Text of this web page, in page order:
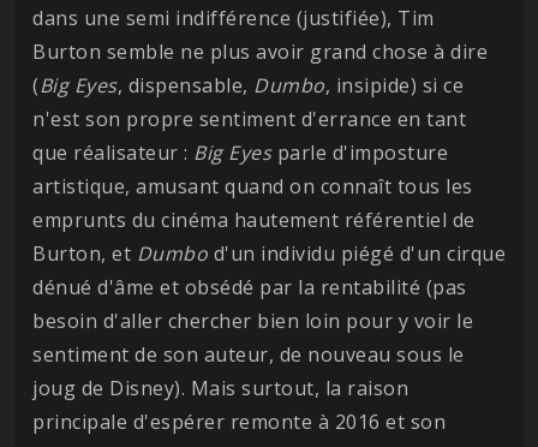
dans une semi indifférence (justifiée), Tim
Burton semble ne plus avoir grand chose à dire
(Big Eyes, dispensable, Dumbo, insipide) si ce
n'est son propre sentiment d'errance en tant
que réalisateur : Big Eyesparle d'imposture
artistique, amusant quand on connaît tous les
emprunts du cinéma hautement référentiel de
Burton, et Dumbo d'un individu piégé d'un cirque
dénué d'âme et obsédé par la rentabilité (pas
besoin d'aller chercher bien loin pour y voir le
sentiment de son auteur, de nouveau sous le
joug de Disney). Mais surtout, la raison
principale d'espérer remonte à 2016 et son